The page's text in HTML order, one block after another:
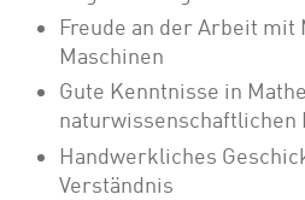
Freude an der Arbeit
Maschinen
Gute Kenntnisse in
naturwissenschaftlichen
Handwerkliches
Verständnis